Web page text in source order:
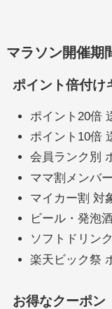
マラソン開催期
ポイント倍付け
ポイント20倍
ポイント10倍
会員ランク別
ママ割メンバ
マイカー割 対
ビール・発泡
ソフトドリン
楽天ビック祭
お得なクーポン